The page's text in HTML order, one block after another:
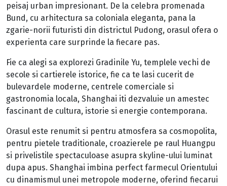
peisaj urban impresionant. De la celebra promenada
Bund, cu arhitectura sa coloniala eleganta, pana la
zgarie-norii futuristi din districtul Pudong, orasul ofera o
experienta care surprinde la fiecare pas.
Fie ca alegi sa explorezi Gradinile Yu, templele vechi de
secole si cartierele istorice, fie ca te lasi cucerit de
bulevardele moderne, centrele comerciale si
gastronomia locala, Shanghai iti dezvaluie un amestec
fascinant de cultura, istorie si energie contemporana.
Orasul este renumit si pentru atmosfera sa cosmopolita,
pentru pietele traditionale, croazierele pe raul Huangpu
si privelistile spectaculoase asupra skyline-ului luminat
dupa apus. Shanghai imbina perfect farmecul Orientului
cu dinamismul unei metropole moderne, oferind fiecarui